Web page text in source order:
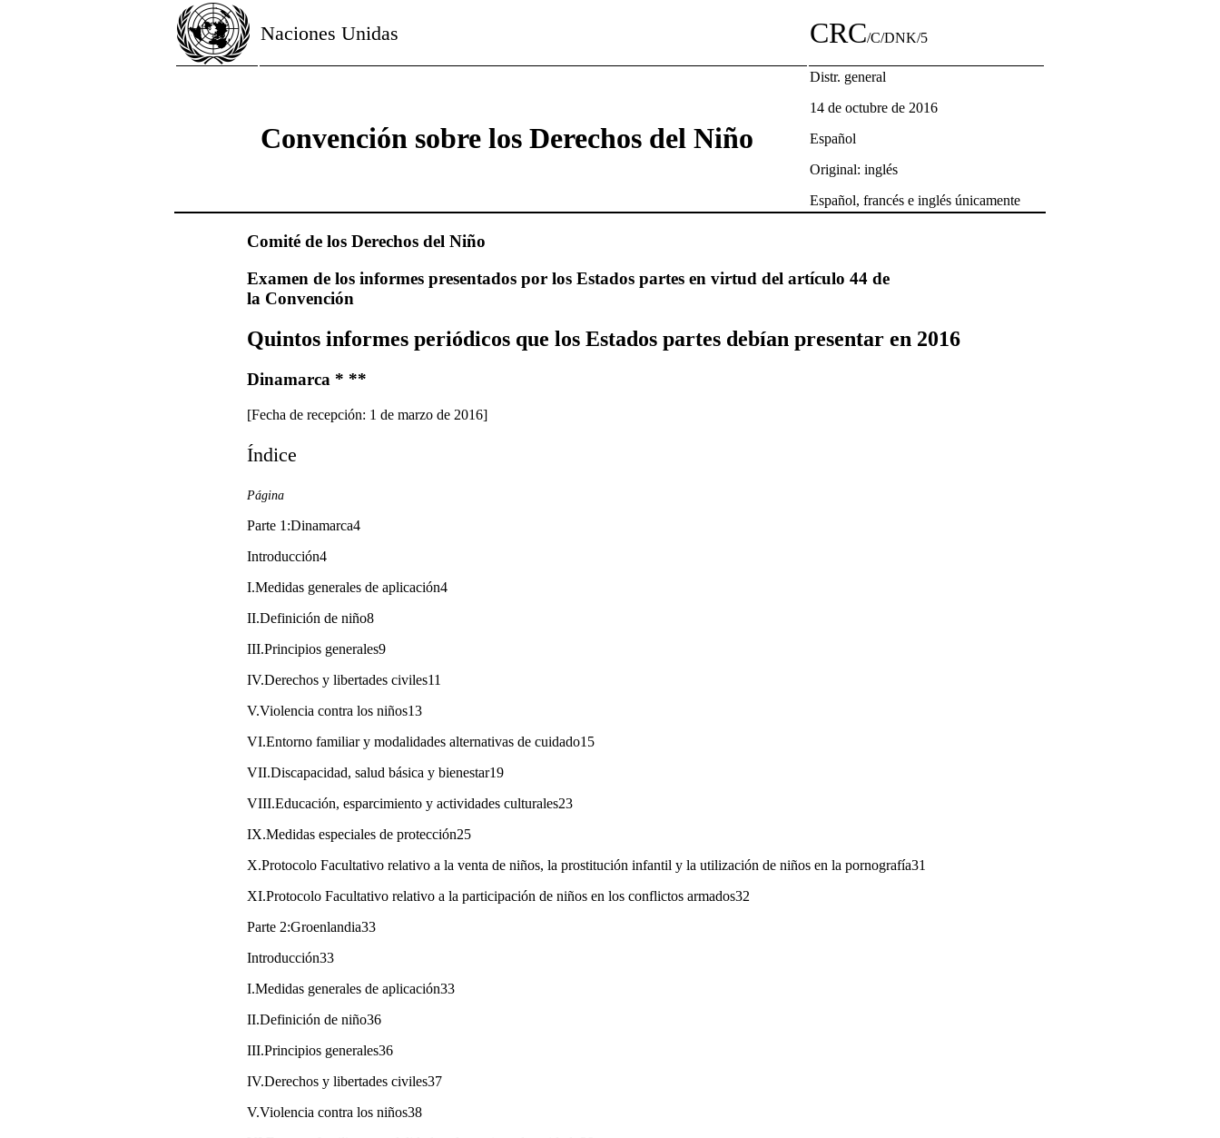
Naciones Unidas CRC/C/DNK/5
Convención sobre los Derechos del Niño
Distr. general
14 de octubre de 2016
Español
Original: inglés
Español, francés e inglés únicamente
Comité de los Derechos del Niño
Examen de los informes presentados por los Estados partes en virtud del artículo 44 de
la Convención
Quintos informes periódicos que los Estados partes debían presentar en 2016
Dinamarca * **
[Fecha de recepción: 1 de marzo de 2016]
Índice
Página
Parte 1:Dinamarca4
Introducción4
I.Medidas generales de aplicación4
II.Definición de niño8
III.Principios generales9
IV.Derechos y libertades civiles11
V.Violencia contra los niños13
VI.Entorno familiar y modalidades alternativas de cuidado15
VII.Discapacidad, salud básica y bienestar19
VIII.Educación, esparcimiento y actividades culturales23
IX.Medidas especiales de protección25
X.Protocolo Facultativo relativo a la venta de niños, la prostitución infantil y la utilización de niños en la pornografía31
XI.Protocolo Facultativo relativo a la participación de niños en los conflictos armados32
Parte 2:Groenlandia33
Introducción33
I.Medidas generales de aplicación33
II.Definición de niño36
III.Principios generales36
IV.Derechos y libertades civiles37
V.Violencia contra los niños38